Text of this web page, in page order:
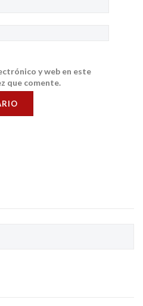
y web en este
que comente.